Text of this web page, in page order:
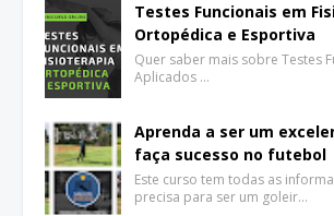
Testes Funcionais em
Ortopédica e Esportiva
Quer saber mais sobre Testes
Aplicados …
Aprenda a ser um
faça sucesso no futebol
Este curso tem todas as
precisa para ser um goleir…